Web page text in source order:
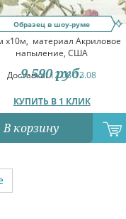
Образец в шоу-руме
x10м, материал Акриловое
напыление, США
Доставка:12.08-13.08
КУПИТЬ В 1 КЛИК
9 590 руб.
В корзину